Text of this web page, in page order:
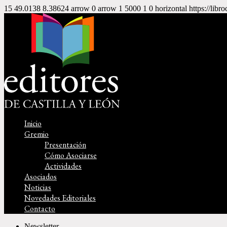
15 49.0138 8.38624 arrow 0 arrow 1 5000 1 0 horizontal https://
Inicio
Gremio
Presentación
Cómo Asociarse
Actividades
Asociados
Noticias
Novedades Editoriales
Contacto